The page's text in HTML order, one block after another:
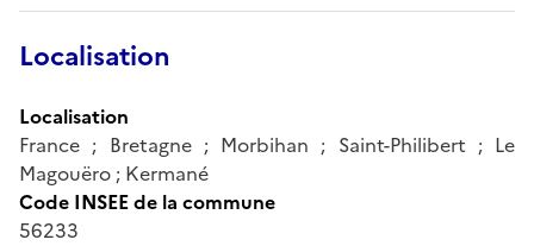
Localisation
Localisation
France ; Bretagne ; Morbihan ; Saint-Philibert ; Le
Magouëro ; Kermané
Code INSEE de la commune
56233